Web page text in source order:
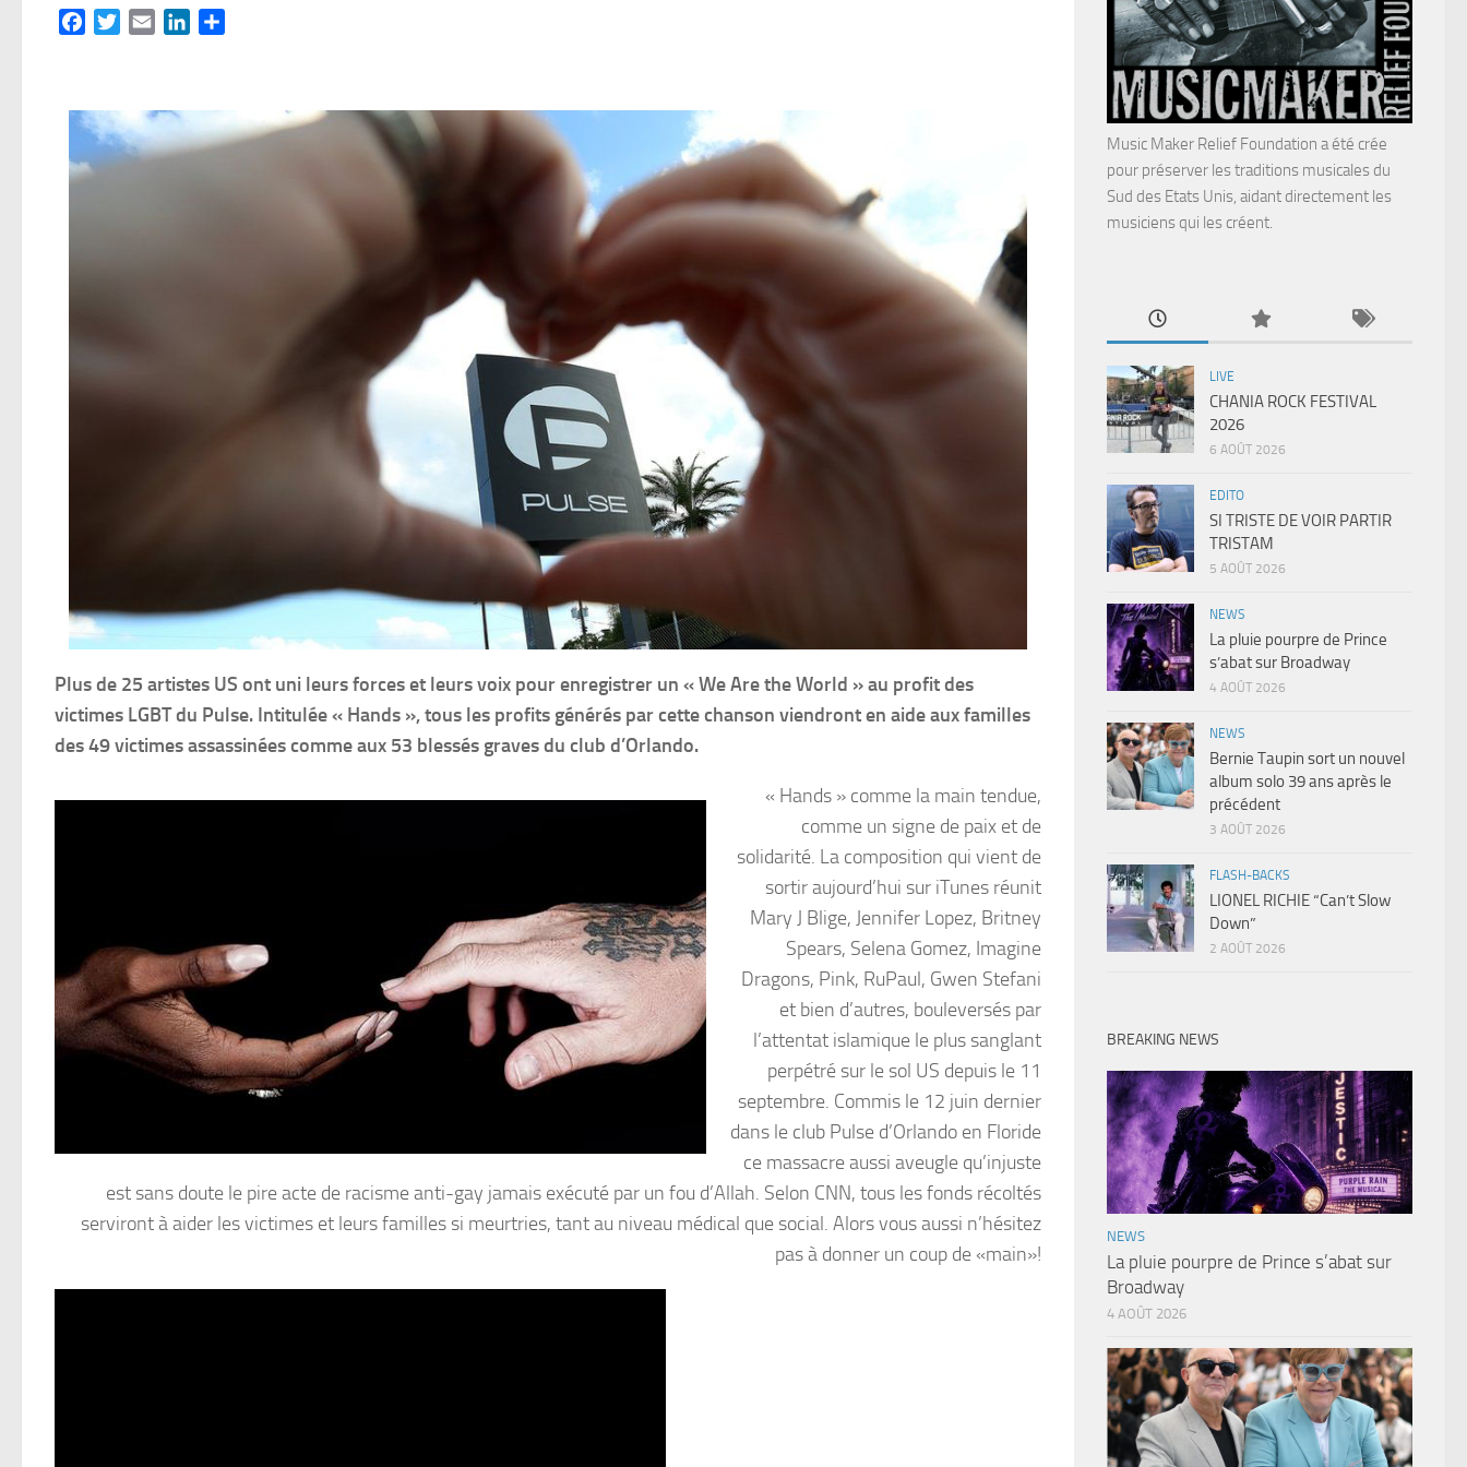
FacebookTwitterEmail LinkedIn
Plus de 25 artistes US ont uni leurs forces et leurs voix pour enregistrer un « We Are the World » au profit des
victimes LGBT du Pulse. Intitulée « Hands », tous les profits générés par cette chanson viendront en aide aux familles
des 49 victimes assassinées comme aux 53 blessés graves du club d’Orlando.
« Hands » comme la main tendue,
comme un signe de paix et de
solidarité. La composition qui vient de
sortir aujourd’hui sur iTunes réunit
Mary J Blige, Jennifer Lopez, Britney
Spears, Selena Gomez, Imagine
Dragons, Pink, RuPaul, Gwen Stefani
et bien d’autres, bouleversés par
l’attentat islamique le plus sanglant
perpétré sur le sol US depuis le 11
septembre. Commis le 12 juin dernier
dans le club Pulse d’Orlando en Floride
ce massacre aussi aveugle qu’injuste
est sans doute le pire acte de racisme anti-gay jamais exécuté par un fou d’Allah. Selon CNN, tous les fonds récoltés
serviront à aider les victimes et leurs familles si meurtries, tant au niveau médical que social. Alors vous aussi n’hésitez
pas à donner un coup de «main»!
Music Maker Relief Foundation a été crée
pour préserver les traditions musicales du
Sud des Etats Unis, aidant directement les
musiciens qui les créent.
LIVE
CHANIA ROCK FESTIVAL
2026
6 AOÛT 2026
EDITO
SI TRISTE DE VOIR PARTIR
TRISTAM
5 AOÛT 2026
NEWS
La pluie pourpre de Prince
s’abat sur Broadway
4 AOÛT 2026
NEWS
Bernie Taupin sort un nouvel
album solo 39 ans après le
précédent
3 AOÛT 2026
FLASH-BACKS
LIONEL RICHIE “Can’t Slow
Down”
2 AOÛT 2026
BREAKING NEWS
NEWS
La pluie pourpre de Prince s’abat sur
Broadway
4 AOÛT 2026